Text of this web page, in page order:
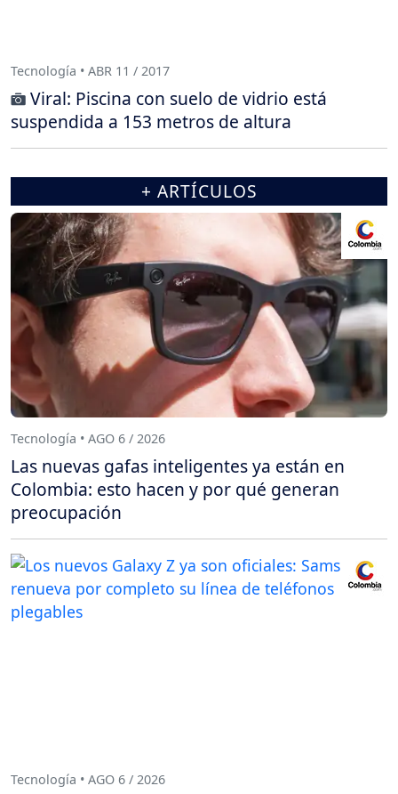
Tecnología • ABR 11 / 2017
Viral: Piscina con suelo de vidrio está
suspendida a 153 metros de altura
+ ARTÍCULOS
Tecnología • AGO 6 / 2026
Las nuevas gafas inteligentes ya están en
Colombia: esto hacen y por qué generan
preocupación
Tecnología • AGO 6 / 2026